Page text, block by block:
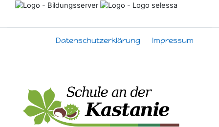
Datenschutzerklärung Impressum